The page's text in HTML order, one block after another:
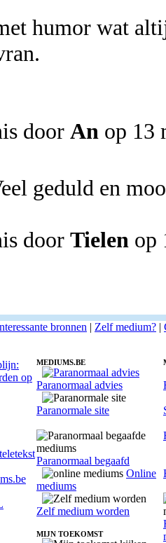
humor wat
door An op 13
geduld en
door Tielen op
bronnen | Zelf medium? |
MEDIUMS.BE
Paranormaal advies
Paranormale site
Paranormaal begaafd
Online
mediums
Zelf medium worden
MIJN TOEKOMST